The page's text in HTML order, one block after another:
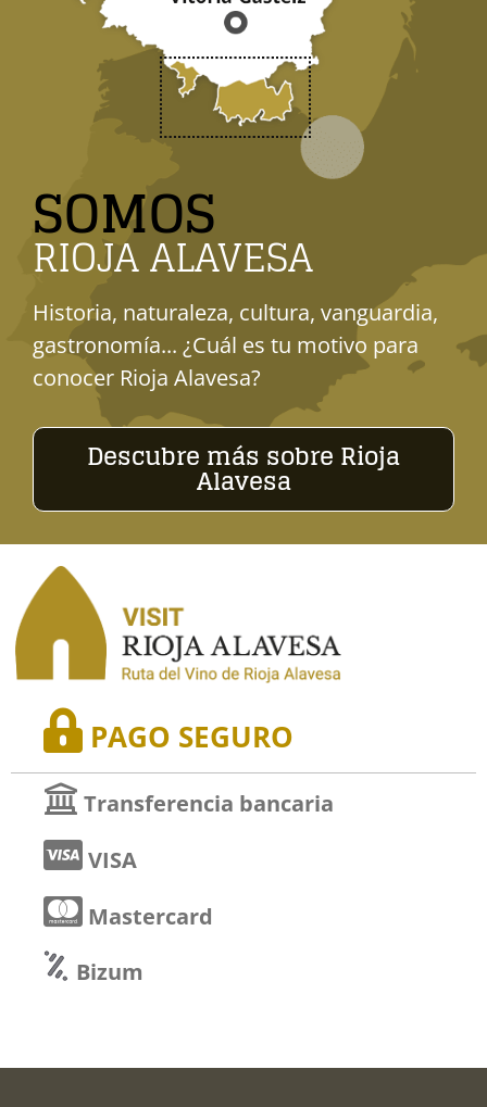
SOMOS
RIOJA ALAVESA
Historia, naturaleza, cultura, vanguardia,
gastronomía... ¿Cuál es tu motivo para
conocer Rioja Alavesa?
Descubre más sobre Rioja
Alavesa
PAGO SEGURO
Transferencia bancaria
VISA
Mastercard
Bizum